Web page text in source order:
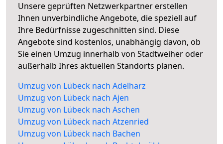
Unsere geprüften Netzwerkpartner erstellen
Ihnen unverbindliche Angebote, die speziell auf
Ihre Bedürfnisse zugeschnitten sind. Diese
Angebote sind kostenlos, unabhängig davon, ob
Sie einen Umzug innerhalb von Stadtweiher oder
außerhalb Ihres aktuellen Standorts planen.
Umzug von Lübeck nach Adelharz
Umzug von Lübeck nach Ajen
Umzug von Lübeck nach Aschen
Umzug von Lübeck nach Atzenried
Umzug von Lübeck nach Bachen